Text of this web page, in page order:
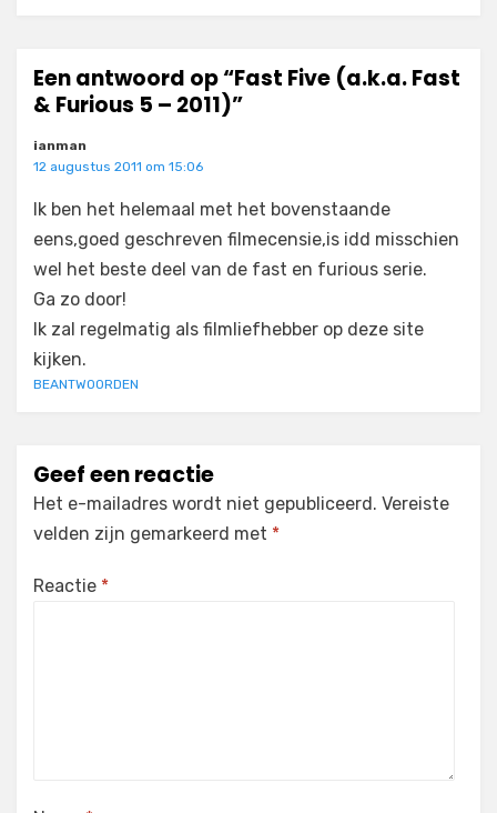
Een antwoord op “Fast Five (a.k.a. Fast
& Furious 5 – 2011)”
ianman
12 augustus 2011 om 15:06
Ik ben het helemaal met het bovenstaande
eens,goed geschreven filmecensie,is idd misschien
wel het beste deel van de fast en furious serie.
Ga zo door!
Ik zal regelmatig als filmliefhebber op deze site
kijken.
BEANTWOORDEN
Geef een reactie
Het e-mailadres wordt niet gepubliceerd. Vereiste
velden zijn gemarkeerd met *
Reactie *